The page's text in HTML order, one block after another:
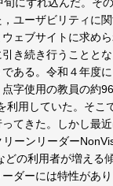
ユーザビリティに
ェブサイトに求め
き続き行うことと
ある。令和４年度
字使用の教員の約
利用していた。そこ
てきた。しかし最
ーンリーダー
どの利用者が増える
ダーには特性があ